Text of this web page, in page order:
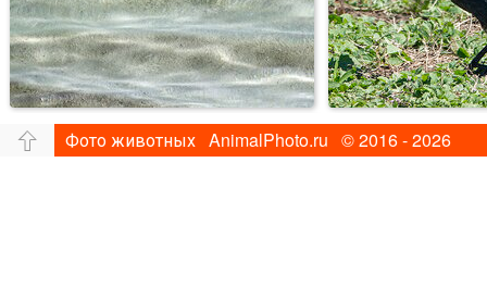
Фото животных AnimalPhoto.ru © 2016 - 2026